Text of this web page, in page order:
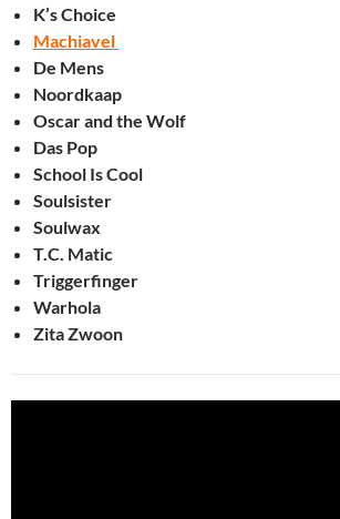
K’s Choice
Machiavel
De Mens
Noordkaap
Oscar and the Wolf
Das Pop
School Is Cool
Soulsister
Soulwax
T.C. Matic
Triggerfinger
Warhola
Zita Zwoon